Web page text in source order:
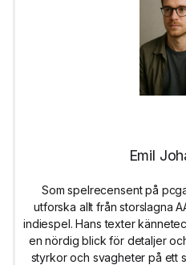
Emil
Som spelrecensent på
utforska allt från storslagna
indiespel. Hans texter
en nördig blick för detaljer
styrkor och svagheter på ett